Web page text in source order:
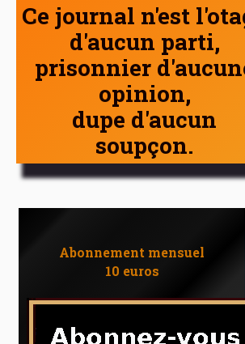
Ce journal n'est
d'aucun parti,
prisonnier
opinion,
dupe d'aucun
soupçon.
Abonnement mensuel
10 euros